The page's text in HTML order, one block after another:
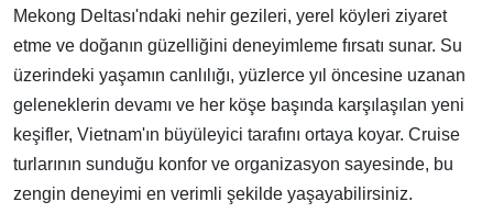
Mekong Deltası'ndaki nehir gezileri, yerel köyleri ziyaret
etme ve doğanın güzelliğini deneyimleme fırsatı sunar. Su
üzerindeki yaşamın canlılığı, yüzlerce yıl öncesine uzanan
geleneklerin devamı ve her köşe başında karşılaşılan yeni
keşifler, Vietnam'ın büyüleyici tarafını ortaya koyar. Cruise
turlarının sunduğu konfor ve organizasyon sayesinde, bu
zengin deneyimi en verimli şekilde yaşayabilirsiniz.